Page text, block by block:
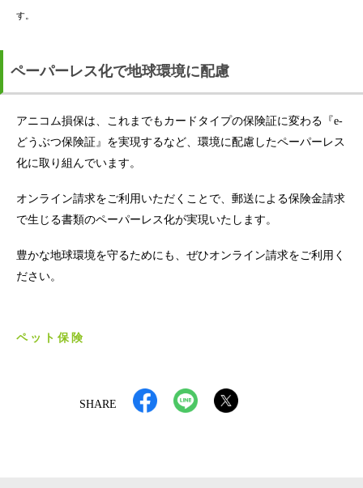
す。
ペーパーレス化で地球環境に配慮
アニコム損保は、これまでもカードタイプの保険証に変わる『e-
どうぶつ保険証』を実現するなど、環境に配慮したペーパーレス
化に取り組んでいます。
オンライン請求をご利用いただくことで、郵送による保険金請求
で生じる書類のペーパーレス化が実現いたします。
豊かな地球環境を守るためにも、ぜひオンライン請求をご利用く
ださい。
ペット保険
SHARE